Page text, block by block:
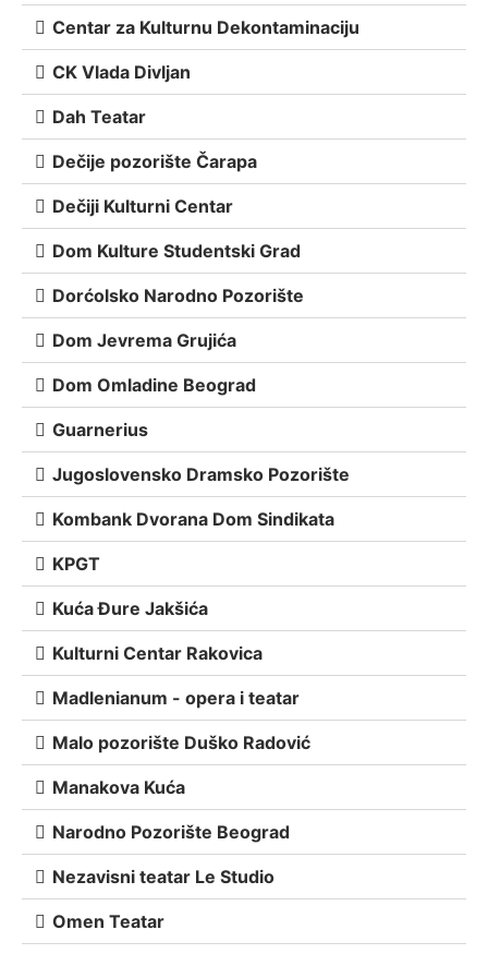
Centar za Kulturnu Dekontaminaciju
CK Vlada Divljan
Dah Teatar
Dečije pozorište Čarapa
Dečiji Kulturni Centar
Dom Kulture Studentski Grad
Dorćolsko Narodno Pozorište
Dom Jevrema Grujića
Dom Omladine Beograd
Guarnerius
Jugoslovensko Dramsko Pozorište
Kombank Dvorana Dom Sindikata
KPGT
Kuća Đure Jakšića
Kulturni Centar Rakovica
Madlenianum - opera i teatar
Malo pozorište Duško Radović
Manakova Kuća
Narodno Pozorište Beograd
Nezavisni teatar Le Studio
Omen Teatar